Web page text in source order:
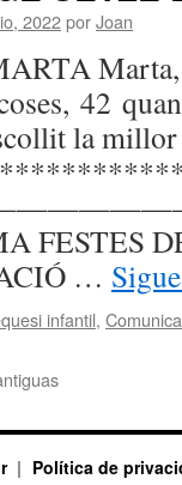
2022porJoan
Marta,
42
la millor
FESTES
…
infantil,
Política de